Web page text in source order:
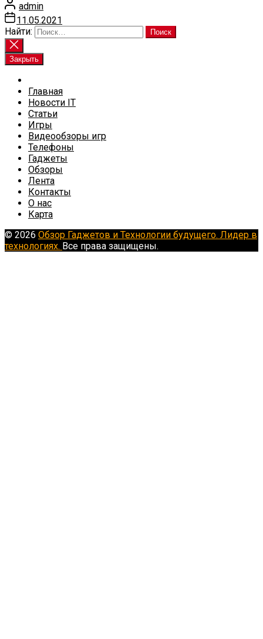
admin
11.05.2021
Найти:
Закрыть
Главная
Новости IT
Статьи
Игры
Видеообзоры игр
Телефоны
Гаджеты
Обзоры
Лента
Контакты
О нас
Карта
© 2026 Обзор Гаджетов и Технологии будущего. Лидер в
технологиях. Все права защищены.